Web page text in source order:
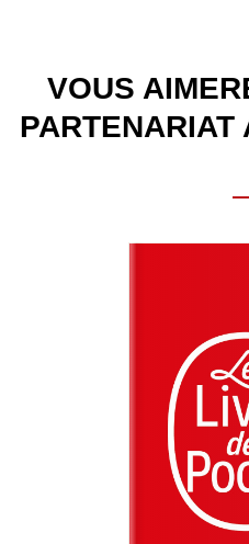
VOUS
PARTENARIAT